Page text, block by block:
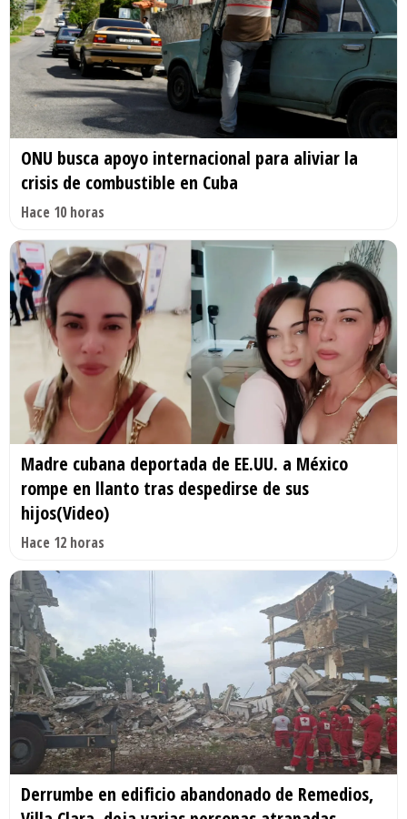
ONU busca apoyo internacional para aliviar la
crisis de combustible en Cuba
Hace 10 horas
Madre cubana deportada de EE.UU. a México
rompe en llanto tras despedirse de sus
hijos(Video)
Hace 12 horas
Derrumbe en edificio abandonado de Remedios,